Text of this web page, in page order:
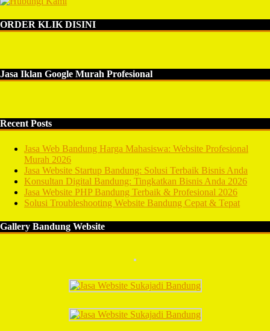
ORDER KLIK DISINI
Jasa Iklan Google Murah Profesional
Recent Posts
Jasa Web Bandung Harga Mahasiswa: Website Profesional
Murah 2026
Jasa Website Startup Bandung: Solusi Terbaik Bisnis Anda
Konsultan Digital Bandung: Tingkatkan Bisnis Anda 2026
Jasa Website PHP Bandung Terbaik & Profesional 2026
Solusi Troubleshooting Website Bandung Cepat & Tepat
Gallery Bandung Website